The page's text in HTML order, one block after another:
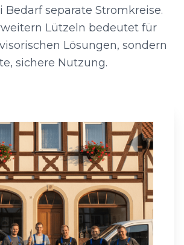
separate Stromkreise.
Lützeln bedeutet für
Lösungen, sondern
sichere Nutzung.